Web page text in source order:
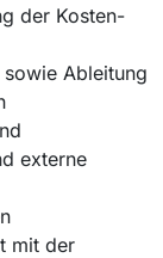
der Kosten-
Ableitung
externe
mit der